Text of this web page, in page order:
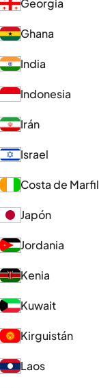
Georgia
Ghana
India
Indonesia
Irán
Israel
Costa de Marfil
Japón
Jordania
Kenia
Kuwait
Kirguistán
Laos